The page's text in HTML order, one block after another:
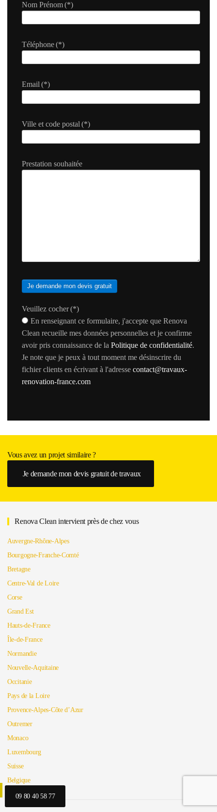
Nom Prénom(*)
Téléphone(*)
Email (*)
Ville et code postal (*)
Prestation souhaitée
Je demande mon devis gratuit
Veuillez cocher(*)
En renseignant ce formulaire, j'accepte que Renova
Clean recueille mes données personnelles et je confirme
avoir pris connaissance de la Politique de confidentialité.
Je note que je peux à tout moment me désinscrire du
fichier clients en écrivant à l'adresse contact@travaux-
renovation-france.com
Vous avez un projet similaire ?
Je demande mon devis gratuit de travaux
Renova Clean intervient près de chez vous
Auvergne-Rhône-Alpes
Bourgogne-Franche-Comté
Bretagne
Centre-Val de Loire
Corse
Grand Est
Hauts-de-France
Île-de-France
Normandie
Nouvelle-Aquitaine
Occitanie
Pays de la Loire
Provence-Alpes-Côte d’Azur
Outremer
Monaco
Luxembourg
Suisse
Belgique
09 80 40 58 77